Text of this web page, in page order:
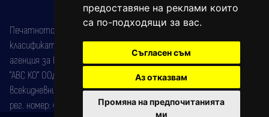
предоставяне на реклами които
са по-подходящи за вас.
Съгласен съм
Аз отказвам
Промяна на предпочитанията
ми
Печатното издание на вестника е регистрирано в националния
класификатор на печатните издания (Българска национална
агенция за ISSN) под номер: ISSN 1312-4722.
"АВС КО" ООД е притежател на марката: Вяра информационен
всекидневник на югозападна България, със свидетелство за марка
рег. номер: 47857/11.05.2004 година.